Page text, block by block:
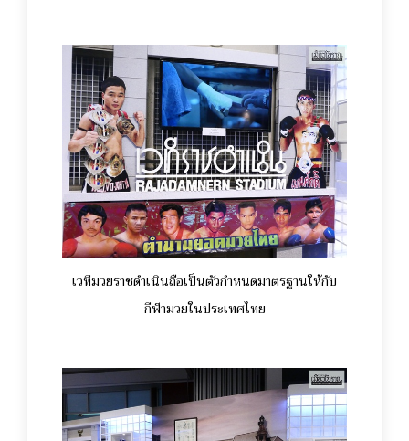
เวทีมวยราชดำเนินถือเป็นตัวกำหนดมาตรฐานให้กับ
กีฬามวยในประเทศไทย